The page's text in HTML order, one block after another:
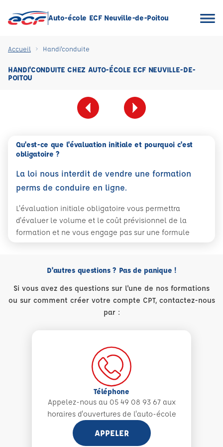
Auto-école ECF Neuville-de-Poitou
Accueil Handi'conduite
HANDI'CONDUITE CHEZ AUTO-ÉCOLE ECF NEUVILLE-DE-
POITOU
Qu'est-ce que l'évaluation initiale et pourquoi c'est
obligatoire ?
La loi nous interdit de vendre une formation
perms de conduire en ligne.
L'évaluation initiale obligatoire vous permettra
d'évaluer le volume et le coût prévisionnel de la
formation et ne vous engage pas sur une formule
D'autres questions ? Pas de panique !
Si vous avez des questions sur l'une de nos formations
ou sur comment créer votre compte CPT, contactez-nous
par :
Téléphone
Appelez-nous au 05 49 08 93 67 aux
horaires d'ouvertures de l'auto-école
APPELER